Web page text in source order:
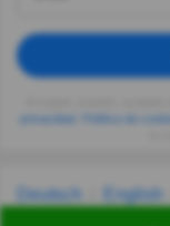
privacidad
Deutsch English